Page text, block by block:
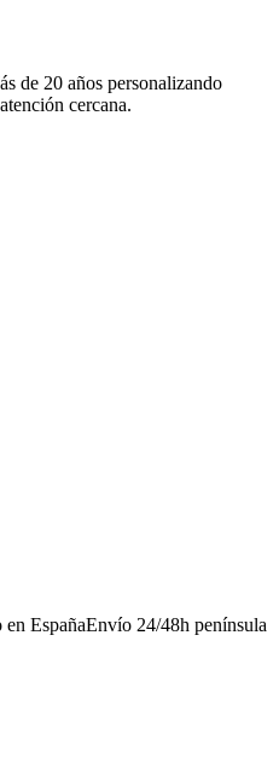
de 20 años personalizando
cercana.
EspañaEnvío 24/48h península